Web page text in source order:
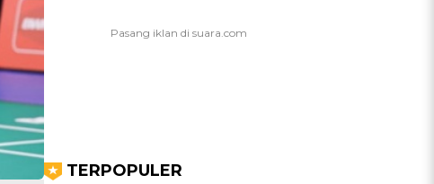
TERPOPULER